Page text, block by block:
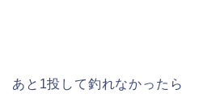
あと1投して釣れなかったら